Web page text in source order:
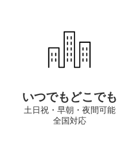
いつでもどこでも
土日祝・早朝・夜間可能
全国対応